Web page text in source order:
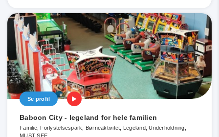
Se profil
Baboon City - legeland for hele familien
Familie, Forlystelsespark, Børneaktivitet, Legeland, Underholdning,
MUST SEE